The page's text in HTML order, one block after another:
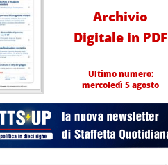
Archivio
Digitale in PDF
Ultimo numero:
mercoledì 5 agosto